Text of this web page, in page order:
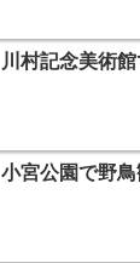
川村記念美術
小宮公園で野